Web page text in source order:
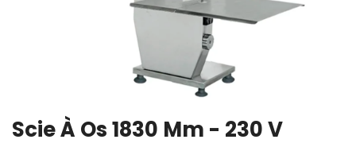
Scie À Os 1830 Mm - 230 V